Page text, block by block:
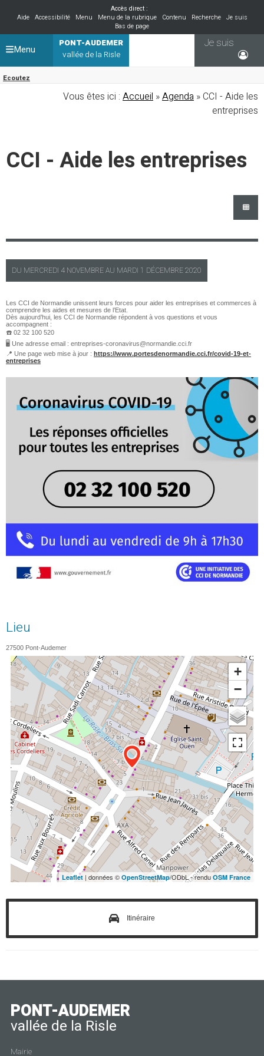
Accès direct :
Aide
Accessibilité Menu Menu de la rubrique Contenu Recherche
Je suis
Bas de page
PONT-AUDEMER
vallée de la Risle
Ecoutez
Je suis
Menu
Vous êtes ici : Accueil »Agenda » CCI - Aide les
entreprises
CCI - Aide les entreprises
DU MERCREDI 4 NOVEMBRE AU MARDI 1 DÉCEMBRE 2020
Les CCI de Normandie unissent leurs forces pour aider les entreprises et commerces à
comprendre les aides et mesures de l’Etat.
Dès aujourd’hui, les CCI de Normandie répondent à vos questions et vous
accompagnent :
☎️ 02 32 100 520
🖥 Une adresse email : entreprises-coronavirus@normandie.cci.fr
📍 Une page web mise à jour : https://www.portesdenormandie.cci.fr/covid-19-et-
entreprises
Lieu
27500 Pont-Audemer
+
−
Leaflet | données © OpenStreetMap/ODbL - rendu OSM France
Itinéraire
PONT-AUDEMER
vallée de la Risle
Mairie